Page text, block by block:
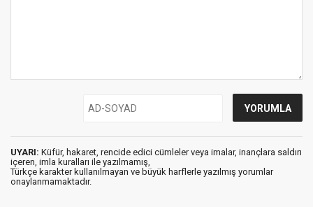
UYARI: Küfür, hakaret, rencide edici cümleler veya imalar, inançlara saldırı
içeren, imla kuralları ile yazılmamış,
Türkçe karakter kullanılmayan ve büyük harflerle yazılmış yorumlar
onaylanmamaktadır.